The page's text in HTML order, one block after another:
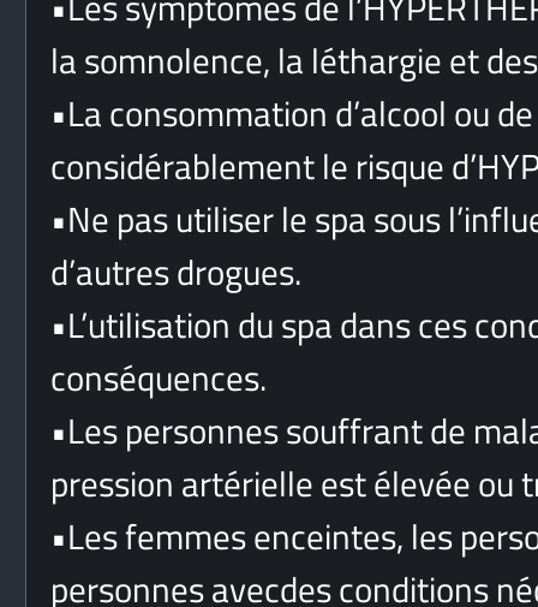
la somnolence, la léthargie et
•La consommation d’alcool ou
considérablement le risque
•Ne pas utiliser le spa sous
d’autres drogues.
•L’utilisation du spa dans ces
conséquences.
•Les personnes souffrant de
pression artérielle est élevée ou
•Les femmes enceintes, les
personnes avecdes conditions